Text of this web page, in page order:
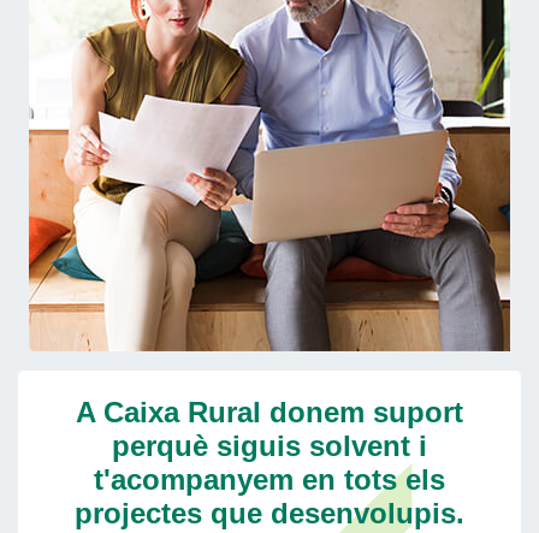
A Caixa Rural donem suport
perquè siguis solvent i
t'acompanyem en tots els
projectes que desenvolupis.